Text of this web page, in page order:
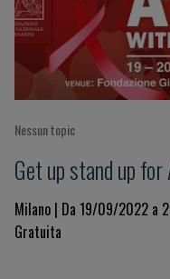
Nessun topic
Get up stand up
Milano | Da 19/09/2022 a
Gratuita